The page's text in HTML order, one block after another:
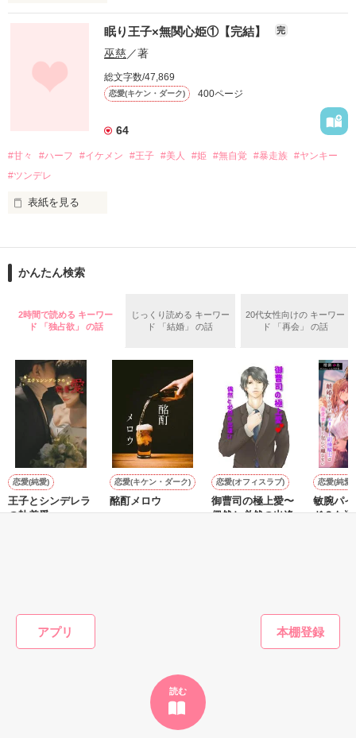
アプリ
読む
スターライト・フィナンシャルグループ社長令嬢
令和の不動産王　月城不動産の御曹司
「他の男に隙きを見せないで」
そう感じていた矢先
失踪した姉が帰ってきた…
2021.10.27　end
◇　◇　◇
のみゅ様　／　さとみっち様
はなさん様
レビューありがとうございます！
とっても嬉しいです！
◇　◇　◇
ありがとうございます！
『二度目の初恋～好きだと言うならケーベツします～』も
合わせてお楽しみ頂けると嬉しいです
こんなヤツといきなり結婚なんて
あり得ない!!
そう思っていたのに…！
激しい恋の駆け引きが今始まる
そちらも是非、お楽しみ下さい
致します
8,192名の読者様、ありがとうございます
※ 8月7日より試し読みとさせていただきます
m(__)m  15.8.7
眠り王子×無関心姫①【完結】 完
巫慈／著
総文字数/47,869
恋愛(キケン・ダーク) 400ページ
64
#甘々 #ハーフ #イケメン #王子 #美人 #姫 #無自覚 #暴走族 #ヤンキー
#ツンデレ
表紙を見る
☆もしも舞憂の学校で学園祭があったら☆
ある日の深夜の帰り道
あたしは
謎の男の人を拾った――
かんたん検索
2時間で読める キーワー
ド 「独占欲」 の話
じっくり読める キーワー
ド 「結婚」 の話
20代女性向けの キーワー
ド 「再会」 の話
恋愛(純愛)
王子とシンデレラ
の執着愛
恋愛(キケン・ダーク)
酩酊メロウ
恋愛(オフィスラブ)
御曹司の極上愛〜
偶然と必然の出逢
恋愛(純愛)
敏腕パ
ドＳな
かんたん検索の条件を変える